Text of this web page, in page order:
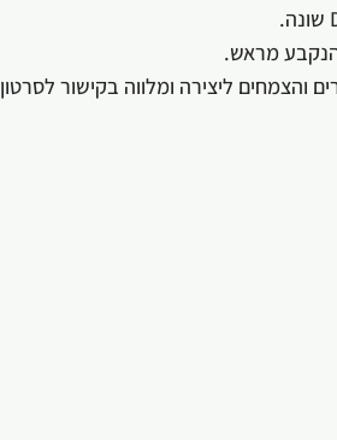
מראש.
והצמחים ליצירה ומלווה בקישור לסרטון